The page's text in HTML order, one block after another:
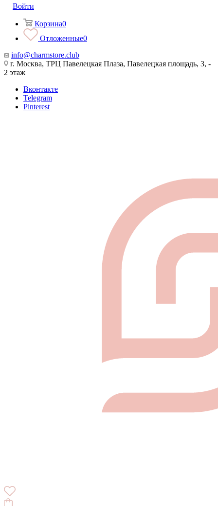
Войти
Корзина0
Отложенные0
info@charmstore.club
г. Москва, ТРЦ Павелецкая Плаза, Павелецкая площадь, 3, -
2 этаж
Вконтакте
Telegram
Pinterest